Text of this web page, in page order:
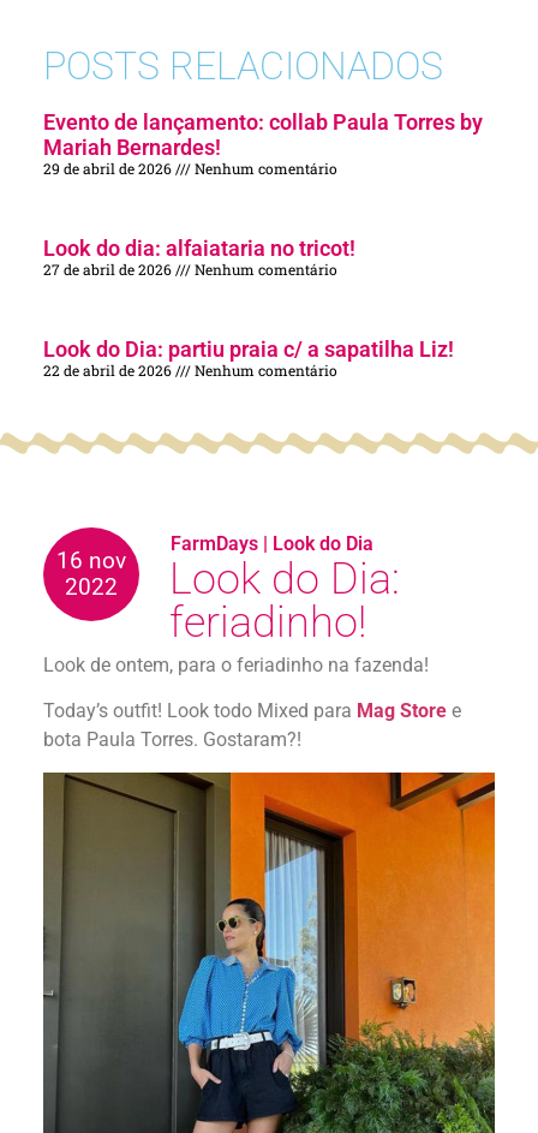
POSTS RELACIONADOS
Evento de lançamento: collab Paula Torres by
Mariah Bernardes!
29 de abril de 2026 Nenhum comentário
Look do dia: alfaiataria no tricot!
27 de abril de 2026 Nenhum comentário
Look do Dia: partiu praia c/ a sapatilha Liz!
22 de abril de 2026 Nenhum comentário
16 nov
2022
FarmDays | Look do Dia
Look do Dia:
feriadinho!
Look de ontem, para o feriadinho na fazenda!
Today’s outfit! Look todo Mixed para Mag Store e
bota Paula Torres. Gostaram?!